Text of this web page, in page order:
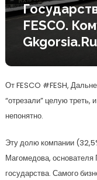
FESCO.
Gkgorsia.ru
От FESCO #FESH,
“отрезали” целую
непонятно.
Эту долю компании
Магомедова,
государства. Самого